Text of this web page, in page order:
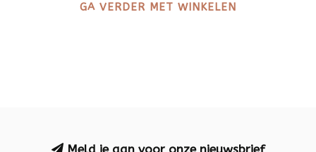
GA VERDER MET WINKELEN
Meld je aan voor onze nieuwsbrief